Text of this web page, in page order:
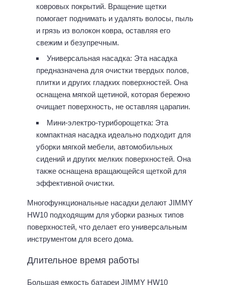
ковровых покрытий. Вращение щетки
помогает поднимать и удалять волосы, пыль
и грязь из волокон ковра, оставляя его
свежим и безупречным.
Универсальная насадка: Эта насадка
предназначена для очистки твердых полов,
плитки и других гладких поверхностей. Она
оснащена мягкой щетиной, которая бережно
очищает поверхность, не оставляя царапин.
Мини-электро-туриборощетка: Эта
компактная насадка идеально подходит для
уборки мягкой мебели, автомобильных
сидений и других мелких поверхностей. Она
также оснащена вращающейся щеткой для
эффективной очистки.
Многофункциональные насадки делают JIMMY
HW10 подходящим для уборки разных типов
поверхностей, что делает его универсальным
инструментом для всего дома.
Длительное время работы
Большая емкость батареи JIMMY HW10